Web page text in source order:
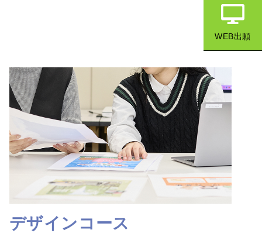
WEB出願
デザインコース